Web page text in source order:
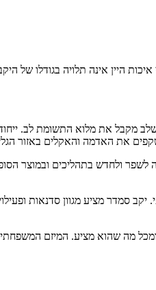
היין אינה תלויה בגודלו של
מקבל את מלוא התשומת לב.
את האדמה והאקלים באזור
ולחדש בתהליכים ובמוצר
סמדר מציע מגוון סדנאות
מה שהוא מציע. המיזם